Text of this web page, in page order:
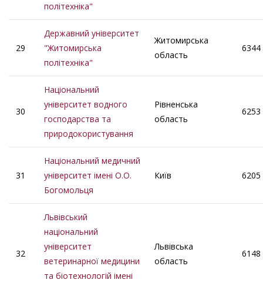
політехніка"
29
Державний університет
"Житомирська
політехніка"
Житомирська
область
6344
30
Національний
університет водного
господарства та
природокористування
Рівненська
область
6253
31
Національний медичний
університет імені О.О.
Богомольця
Київ 6205
32
Львівський
національний
університет
ветеринарної медицини
та біотехнологій імені
Львівська
область
6148